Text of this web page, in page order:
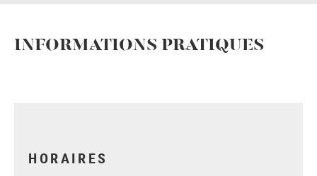
INFORMATIONS PRATIQUES
HORAIRES